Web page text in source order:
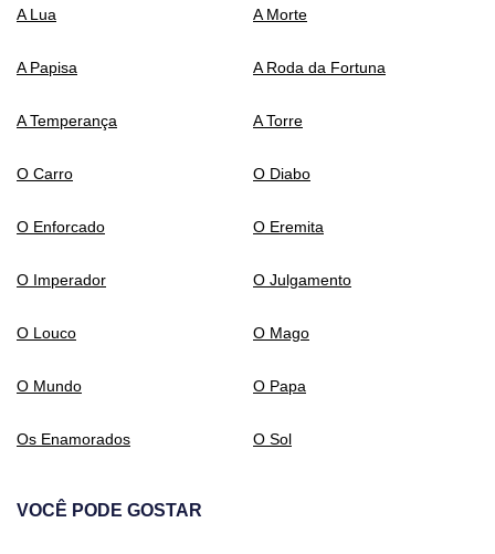
A Lua A Morte
A Papisa A Roda da Fortuna
A Temperança A Torre
O Carro O Diabo
O Enforcado O Eremita
O Imperador O Julgamento
O Louco O Mago
O Mundo O Papa
Os Enamorados O Sol
VOCÊ PODE GOSTAR